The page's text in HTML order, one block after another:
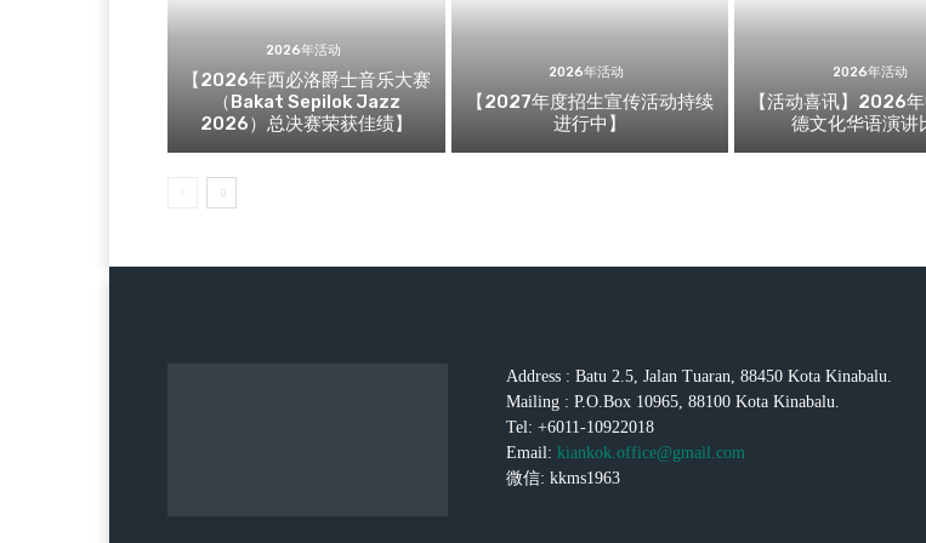
2026年活动
【2026年西必洛爵士音乐大赛
（Bakat Sepilok Jazz
2026）总决赛荣获佳绩】
2026年活动
【2027年度招生宣传活动持续
进行中】
2026年活动
【活动喜讯】2026
德文化华语演讲
Address : Batu 2.5, Jalan Tuaran, 88450 Kota Kinabalu.
Mailing : P.O.Box 10965, 88100 Kota Kinabalu.
Tel: +6011-10922018
Email: kiankok.office@gmail.com
微信: kkms1963